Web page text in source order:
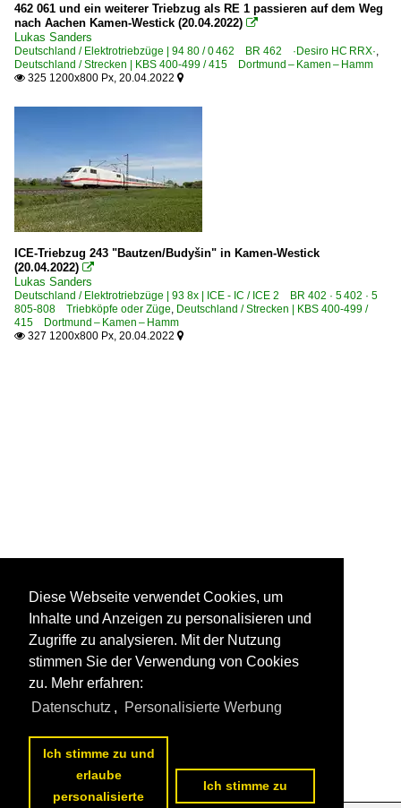
462 061 und ein weiterer Triebzug als RE 1 passieren auf dem Weg
nach Aachen Kamen-Westick (20.04.2022) 
Lukas Sanders
Deutschland / Elektrotriebzüge | 94 80 / 0 462 BR 462 ·Desiro HC RRX·,
Deutschland / Strecken | KBS 400-499 / 415 Dortmund – Kamen – Hamm
 325 1200x800 Px, 20.04.2022 
ICE-Triebzug 243 "Bautzen/Budyšin" in Kamen-Westick
(20.04.2022) 
Lukas Sanders
Deutschland / Elektrotriebzüge | 93 8x | ICE - IC / ICE 2 BR 402 · 5 402 · 5
805-808 Triebköpfe oder Züge, Deutschland / Strecken | KBS 400-499 /
415 Dortmund – Kamen – Hamm
 327 1200x800 Px, 20.04.2022 
Diese Webseite verwendet Cookies, um
Inhalte und Anzeigen zu personalisieren und
Zugriffe zu analysieren. Mit der Nutzung
stimmen Sie der Verwendung von Cookies
zu. Mehr erfahren:
Datenschutz , Personalisierte Werbung
Ich stimme zu und
erlaube
personalisierte
Ich stimme zu